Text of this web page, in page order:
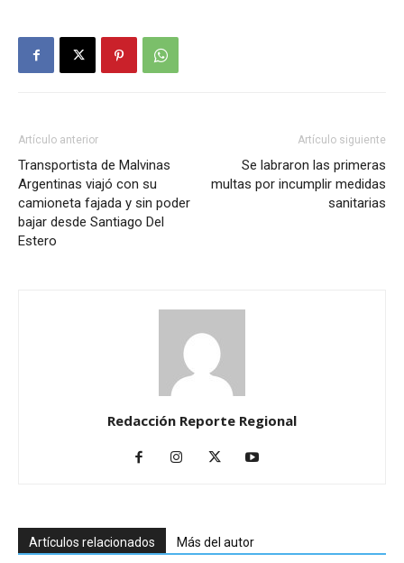
Artículo anterior
Transportista de Malvinas
Argentinas viajó con su
camioneta fajada y sin poder
bajar desde Santiago Del
Estero
Artículo siguiente
Se labraron las primeras
multas por incumplir medidas
sanitarias
Redacción Reporte Regional
Artículos relacionados Más del autor